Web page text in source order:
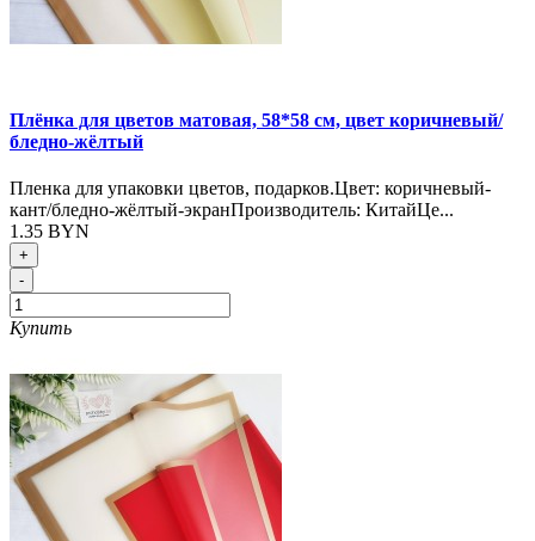
Плёнка для цветов матовая, 58*58 см, цвет коричневый/
бледно-жёлтый
Пленка для упаковки цветов, подарков.Цвет: коричневый-
кант/бледно-жёлтый-экранПроизводитель: КитайЦе...
1.35 BYN
+
-
Купить